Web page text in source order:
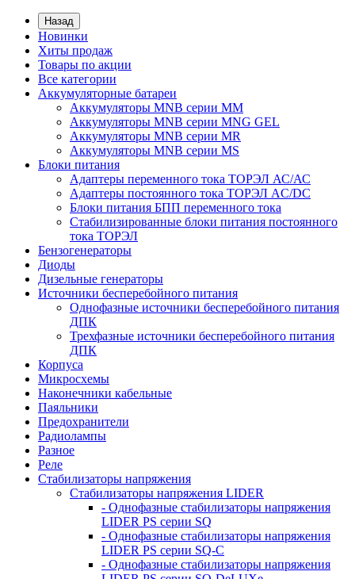
Назад
Новинки
Хиты продаж
Товары по акции
Все категории
Аккумуляторные батареи
Аккумуляторы MNB серии MM
Аккумуляторы MNB серии MNG GEL
Аккумуляторы MNB серии MR
Аккумуляторы MNB серии MS
Блоки питания
Адаптеры переменного тока ТОРЭЛ АС/АС
Адаптеры постоянного тока ТОРЭЛ AC/DC
Блоки питания БПП переменного тока
Стабилизированные блоки питания постоянного
тока ТОРЭЛ
Бензогенераторы
Диоды
Дизельные генераторы
Источники бесперебойного питания
Однофазные источники бесперебойного питания
ДПК
Трехфазные источники бесперебойного питания
ДПК
Корпуса
Микросхемы
Наконечники кабельные
Паяльники
Предохранители
Радиолампы
Разное
Реле
Стабилизаторы напряжения
Стабилизаторы напряжения LIDER
- Однофазные стабилизаторы напряжения
LIDER PS серии SQ
- Однофазные стабилизаторы напряжения
LIDER PS серии SQ-C
- Однофазные стабилизаторы напряжения